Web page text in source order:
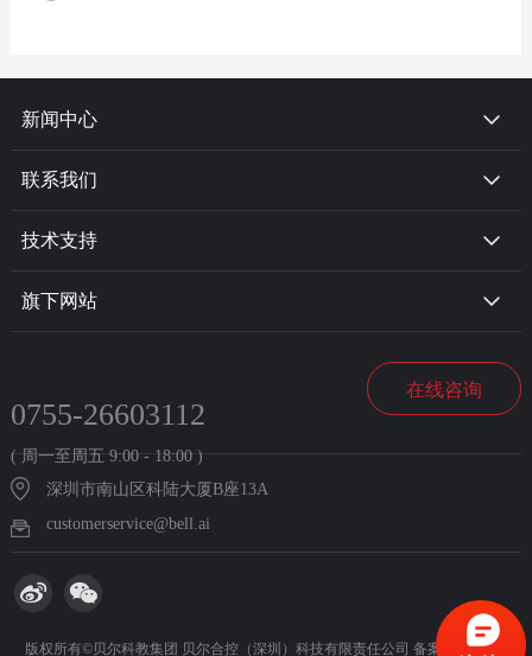
新闻中心
联系我们
技术支持
旗下网站
0755-26603112
( 周一至周五 9:00 - 18:00 )
在线咨询
深圳市南山区科陆大厦B座13A
customerservice@bell.ai
版权所有©贝尔科教集团 贝尔合控（深圳）科技有限责任公司 备案号：粤ICP